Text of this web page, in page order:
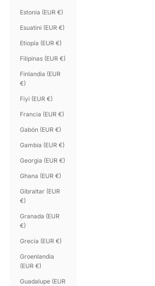
Estonia (EUR €)
Esuatini (EUR €)
Etiopía (EUR €)
Filipinas (EUR €)
Finlandia (EUR
€)
Fiyi (EUR €)
Francia (EUR €)
Gabón (EUR €)
Gambia (EUR €)
Georgia (EUR €)
Ghana (EUR €)
Gibraltar (EUR
€)
Granada (EUR
€)
Grecia (EUR €)
Groenlandia
(EUR €)
Guadalupe (EUR